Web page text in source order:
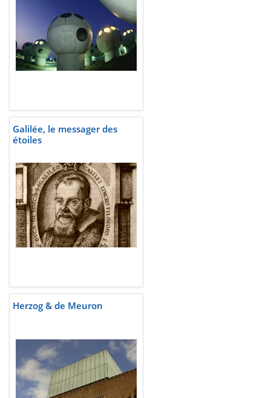
Galilée, le messager des
étoiles
Herzog & de Meuron